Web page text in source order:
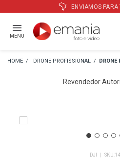
MENU
DRONE PROFISSIONAL DRONE
Revendedor
DJI